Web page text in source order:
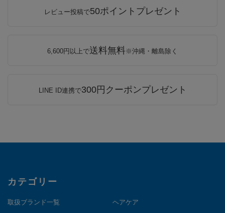
レビュー投稿で50ポイントプレゼント
6,600円以上で送料無料※沖縄・離島除く
LINE ID連携で300円クーポンプレゼント
カテゴリー
取扱ブランド一覧 ヘアケア